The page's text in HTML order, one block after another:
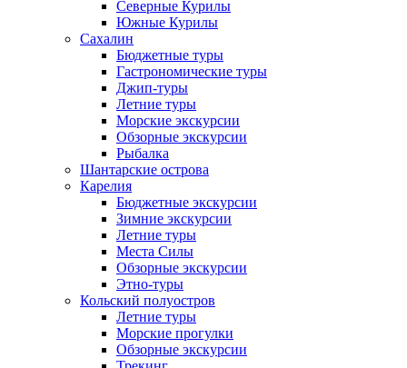
Северные Курилы
Южные Курилы
Сахалин
Бюджетные туры
Гастрономические туры
Джип-туры
Летние туры
Морские экскурсии
Обзорные экскурсии
Рыбалка
Шантарские острова
Карелия
Бюджетные экскурсии
Зимние экскурсии
Летние туры
Места Силы
Обзорные экскурсии
Этно-туры
Кольский полуостров
Летние туры
Морские прогулки
Обзорные экскурсии